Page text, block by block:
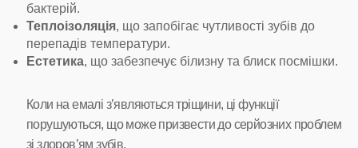
бактерій.
Теплоізоляція, що запобігає чутливості зубів до
перепадів температури.
Естетика, що забезпечує білизну та блиск посмішки.
Коли на емалі з’являються тріщини, ці функції
порушуються, що може призвести до серйозних проблем
зі здоров’ям зубів.